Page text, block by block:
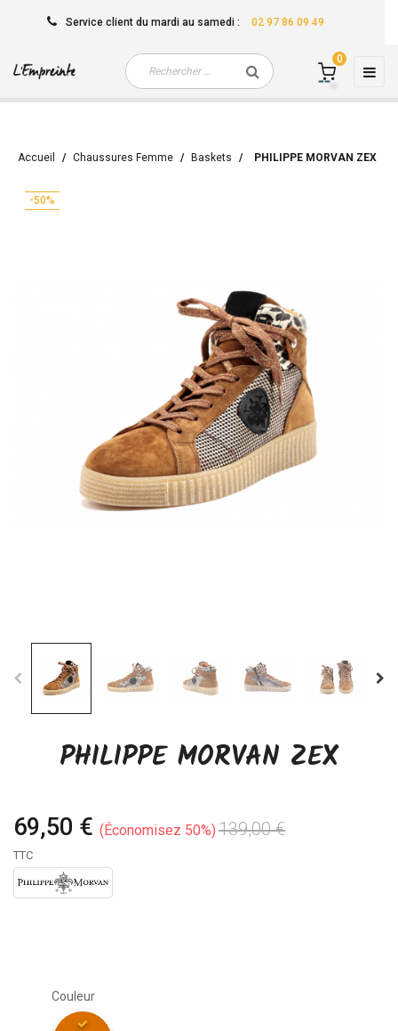
Service client du mardi au samedi : 02 97 86 09 49
☰
0
Accueil Chaussures Femme Baskets PHILIPPE MORVAN ZEX
-50%
PHILIPPE MORVAN ZEX
69,50 € Économisez 50% 139,00 €
TTC
Couleur